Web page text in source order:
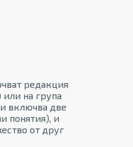
редакция
на група
включва две
понятия), и
от друг